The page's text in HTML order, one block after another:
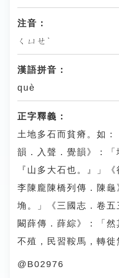
注音：
ㄑㄩㄝˋ
漢語拼音：
què
正字釋義：
土地多石而貧瘠。如
韻．入聲．覺韻》：「
『山多大石也。』」
李陳龐陳橋列傳．陳龜
埆。」《三國志．卷
闞薛傳．薛綜》：「
不殖，民習鞍馬，轉徙
@B02976